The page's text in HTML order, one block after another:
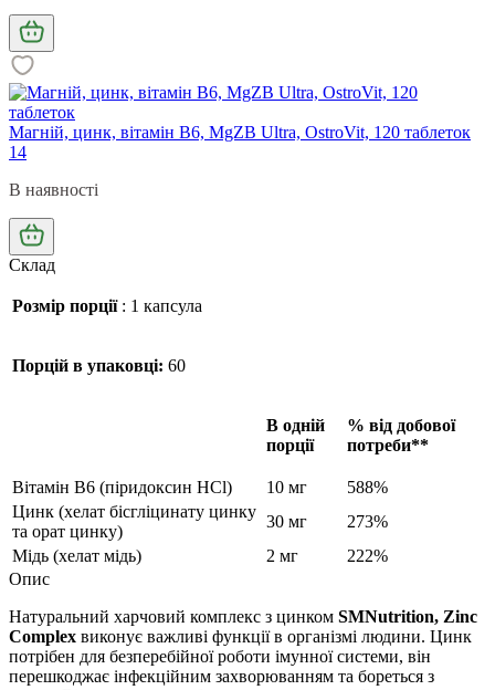
Магній, цинк, вітамін B6, MgZB Ultra, OstroVit, 120 таблеток
14
В наявності
Склад
Розмір порції: 1 капсула
Порцій в упаковці: 60
В одній
порції
% від добової
потреби**
Вітамін B6 (піридоксин HCl) 10 мг
588%
Цинк (хелат бісгліцинату цинку
та орат цинку)
30 мг
273%
Мідь (хелат мідь)
2 мг
222%
Опис
Натуральний харчовий комплекс з цинком SMNutrition, Zinc
Complex виконує важливі функції в організмі людини. Цинк
потрібен для безперебійної роботи імунної системи, він
перешкоджає інфекційним захворюванням та бореться з